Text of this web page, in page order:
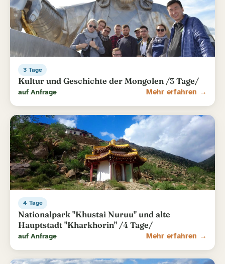
3 Tage
Kultur und Geschichte der Mongolen /3 Tage/
auf Anfrage Mehr erfahren →
4 Tage
Nationalpark "Khustai Nuruu" und alte
Hauptstadt "Kharkhorin" /4 Tage/
auf Anfrage Mehr erfahren →